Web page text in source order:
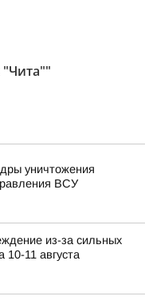
"Чита""
уничтожения
ВСУ
из-за сильных
11 августа